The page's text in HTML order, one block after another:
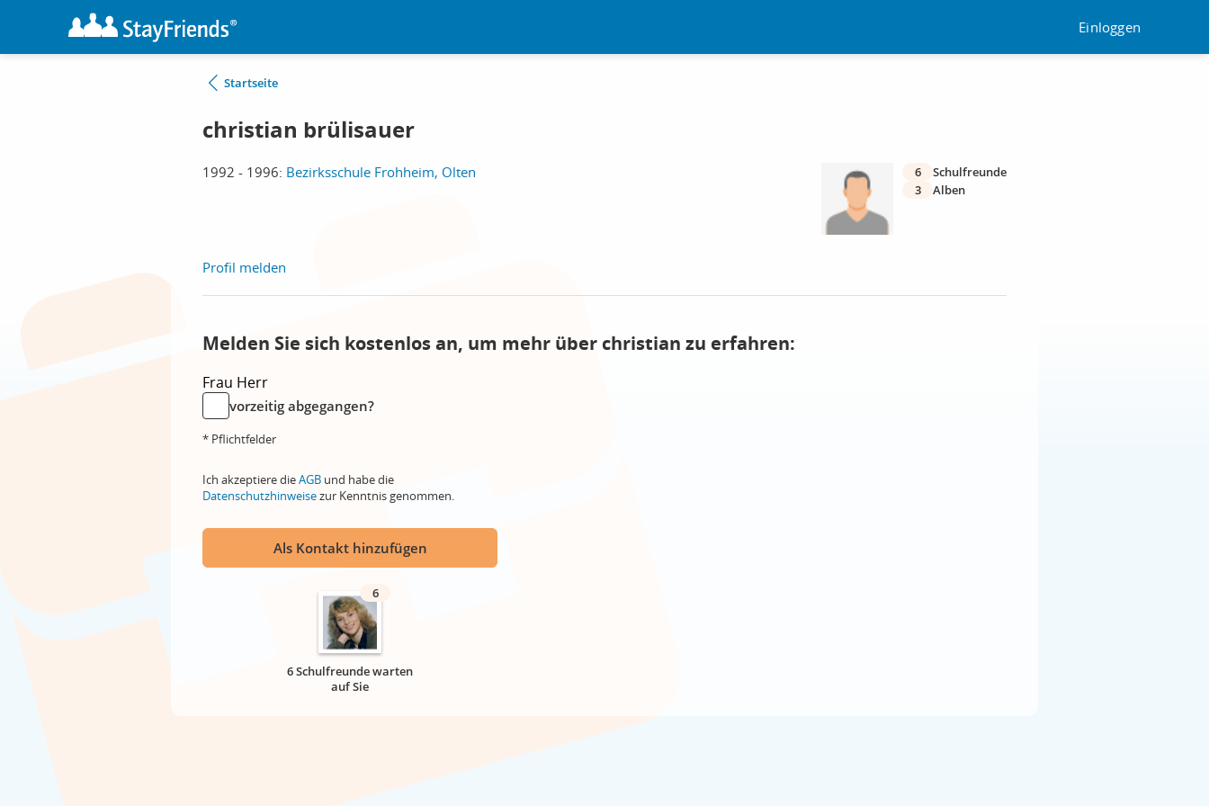
Einloggen
Startseite
christian brülisauer
1992 - 1996: Bezirksschule Frohheim, Olten 6
Schulfreunde
3
Alben
Profil melden
Melden Sie sich kostenlos an, um mehr über christian zu erfahren:
Frau Herr
vorzeitig abgegangen?
* Pflichtfelder
Ich akzeptiere dieAGB und habe die
Datenschutzhinweisezur Kenntnis genommen.
Als Kontakt hinzufügen
6
6 Schulfreunde warten
auf Sie